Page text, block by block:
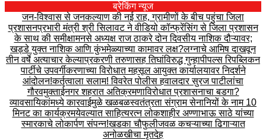
ब्रेकिंग न्यूज
जन-विश्वास से जनकल्याण की नई राह, ग्रामीणों के बीच पहुंचा जिला
प्रशासनप्रभारी मंत्री श्री सिलावट ने वीडियो कॉन्फ्रेंसिंग से जिला प्रशासन
के साथ की समीक्षामनसे अध्यक्ष राज ठाकरे दोन दिवसीय नाशिक दौऱ्यावर;
खड्डे युक्त नाशिक आणि कुंभमेळ्याच्या कामावर लक्ष?लग्नाचे आमिष दाखवून
तीन वर्षे अत्याचार केल्याप्रकरणी तरुणासह तिघांविरुद्ध गुन्हापीपल्स रिपब्लिकन
पार्टीचे उपवर्गीकरणाच्या विरोधात महसूल आयुक्त कार्यालयावर निदर्शने
आंदोलन!कर्तृत्वाला सलाम! विवरेत पोलीस हवालदार सुरज पाटीलांचा
गौरवमुक्ताईनगर शहरात अतिक्रमणाविरोधात प्रशासनाचा बडगा?
व्यावसायिकांमध्ये कारवाईमुळे खळबळस्वतंत्रता संग्राम सेनानियों के नाम 10
मिनट का कार्यक्रमयेवल्यात साहित्यरत्न लोकशाहीर अण्णाभाऊ साठे यांच्या
स्मारकाचे लोकार्पण संपन्न!खडका चौफुलीजवळ कचऱ्याच्या ढिगाऱ्यात
अनोळखीचा मृतदेह